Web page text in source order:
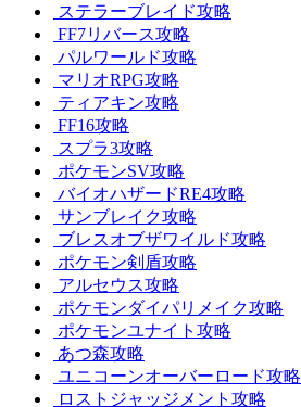
ステラーブレイド攻略
FF7リバース攻略
パルワールド攻略
マリオRPG攻略
ティアキン攻略
FF16攻略
スプラ3攻略
ポケモンSV攻略
バイオハザードRE4攻略
サンブレイク攻略
ブレスオブザワイルド攻略
ポケモン剣盾攻略
アルセウス攻略
ポケモンダイパリメイク攻略
ポケモンユナイト攻略
あつ森攻略
ユニコーンオーバーロード攻略
ロストジャッジメント攻略